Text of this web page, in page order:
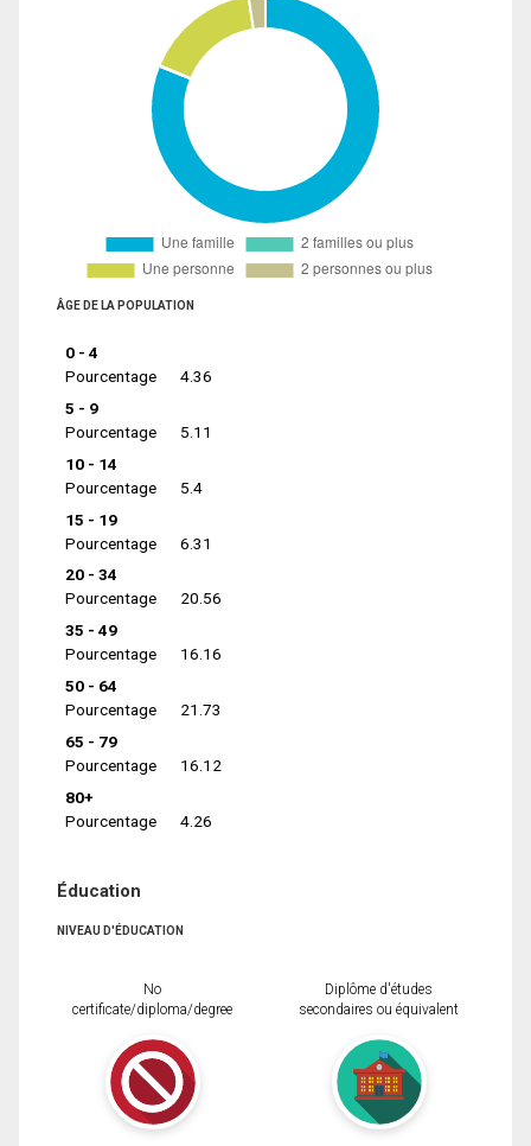
ÂGE DE LA POPULATION
0 - 4
Pourcentage
4.36
5 - 9
Pourcentage
5.11
10 - 14
Pourcentage
5.4
15 - 19
Pourcentage
6.31
20 - 34
Pourcentage
20.56
35 - 49
Pourcentage
16.16
50 - 64
Pourcentage
21.73
65 - 79
Pourcentage
16.12
80+
Pourcentage
4.26
Éducation
NIVEAU D'ÉDUCATION
No
certificate/diploma/degree
Diplôme d'études
secondaires ou équivalent